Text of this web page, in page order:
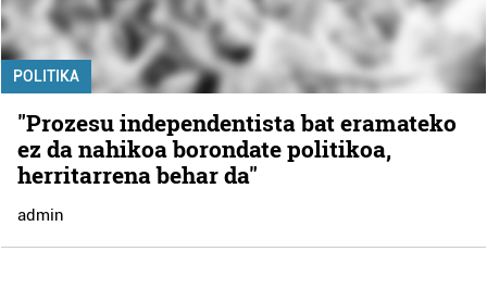
POLITIKA
"Prozesu independentista bat eramateko
ez da nahikoa borondate politikoa,
herritarrena behar da"
admin